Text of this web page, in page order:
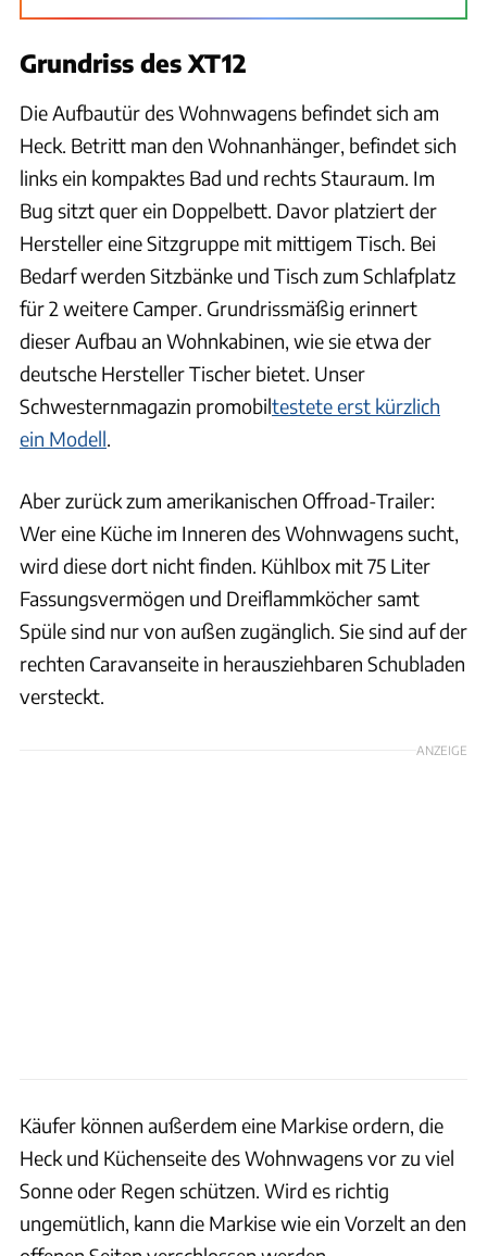
Grundriss des XT12
Die Aufbautür des Wohnwagens befindet sich am
Heck. Betritt man den Wohnanhänger, befindet sich
links ein kompaktes Bad und rechts Stauraum. Im
Bug sitzt quer ein Doppelbett. Davor platziert der
Hersteller eine Sitzgruppe mit mittigem Tisch. Bei
Bedarf werden Sitzbänke und Tisch zum Schlafplatz
für 2 weitere Camper. Grundrissmäßig erinnert
dieser Aufbau an Wohnkabinen, wie sie etwa der
deutsche Hersteller Tischer bietet. Unser
Schwesternmagazin promobiltestete erst kürzlich
ein Modell.
Aber zurück zum amerikanischen Offroad-Trailer:
Wer eine Küche im Inneren des Wohnwagens sucht,
wird diese dort nicht finden. Kühlbox mit 75 Liter
Fassungsvermögen und Dreiflammköcher samt
Spüle sind nur von außen zugänglich. Sie sind auf der
rechten Caravanseite in herausziehbaren Schubladen
versteckt.
ANZEIGE
Käufer können außerdem eine Markise ordern, die
Heck und Küchenseite des Wohnwagens vor zu viel
Sonne oder Regen schützen. Wird es richtig
ungemütlich, kann die Markise wie ein Vorzelt an den